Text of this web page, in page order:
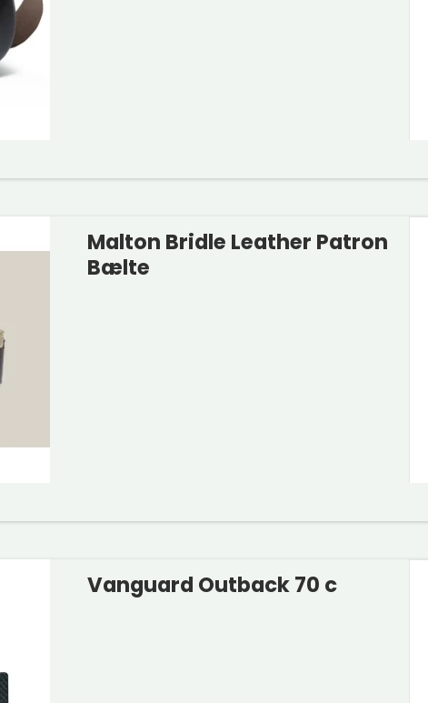
Malton Bridle Leather Patron
Bælte
Vanguard Outback 70 c